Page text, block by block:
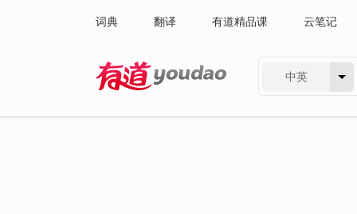
词典 翻译 有道精品课 云笔记
中英